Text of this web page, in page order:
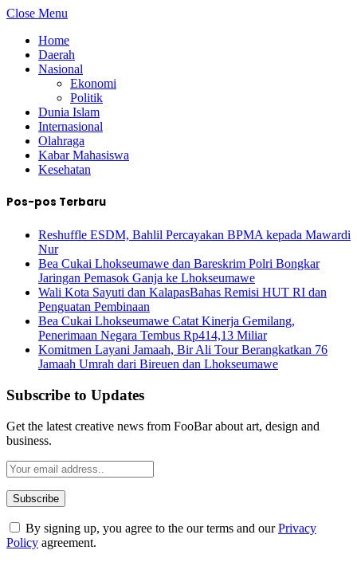
Close Menu
Home
Daerah
Nasional
Ekonomi
Politik
Dunia Islam
Internasional
Olahraga
Kabar Mahasiswa
Kesehatan
Pos-pos Terbaru
Reshuffle ESDM, Bahlil Percayakan BPMA kepada Mawardi
Nur
Bea Cukai Lhokseumawe dan Bareskrim Polri Bongkar
Jaringan Pemasok Ganja ke Lhokseumawe
Wali Kota Sayuti dan KalapasBahas Remisi HUT RI dan
Penguatan Pembinaan
Bea Cukai Lhokseumawe Catat Kinerja Gemilang,
Penerimaan Negara Tembus Rp414,13 Miliar
Komitmen Layani Jamaah, Bir Ali Tour Berangkatkan 76
Jamaah Umrah dari Bireuen dan Lhokseumawe
Subscribe to Updates
Get the latest creative news from FooBar about art, design and
business.
By signing up, you agree to the our terms and ourPrivacy
Policy agreement.